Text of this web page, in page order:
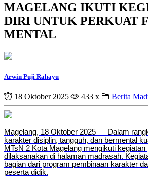
MAGELANG IKUTI
DIRI UNTUK PERKUAT
MENTAL
Arwin Puji Rahayu
18 Oktober 2025 433 x Berita
Magelang, 18 Oktober 2025 — Dalam
karakter disiplin, tangguh, dan bermental
MTsN 2 Kota Magelang mengikuti
dilaksanakan di halaman madrasah.
bagian dari program pembinaan karakter
peserta didik.